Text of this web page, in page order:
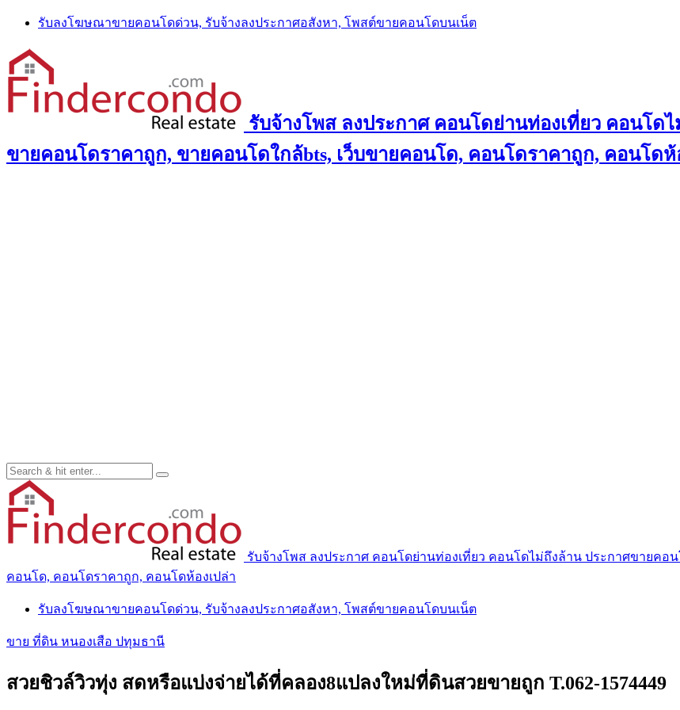
Skip
content
รับลงโฆษณาขายคอนโดด่วน, รับจ้างลงประกาศอสังหา, โพสต์ขายคอนโดบนเน็ต
รับจ้างโพส ลงประกาศ คอนโดย่านท่องเที่ยว คอนโ
ขายคอนโดราคาถูก, ขายคอนโดใกล้bts, เว็บขายคอนโด, คอนโดราคาถูก, คอนโดห้
รับจ้างโพส ลงประกาศ คอนโดย่านท่องเที่ยว คอนโดไม่ถึงล้าน ประกาศขายค
คอนโด, คอนโดราคาถูก, คอนโดห้องเปล่า
รับลงโฆษณาขายคอนโดด่วน, รับจ้างลงประกาศอสังหา, โพสต์ขายคอนโดบนเน็ต
ขาย ที่ดิน หนองเสือ ปทุมธานี
สวยชิวล์วิวทุ่ง สดหรือแบ่งจ่ายได้ที่คลอง8แปลงใหม่ที่ดินสวยขายถูก T.062-1574449